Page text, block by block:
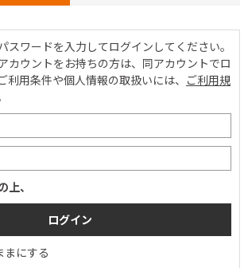
スワードを入力してログインしてください。
カウントをお持ちの方は、同アカウントでロ
利用条件や個人情報の取扱いには、 ご利用規
上、
まにする